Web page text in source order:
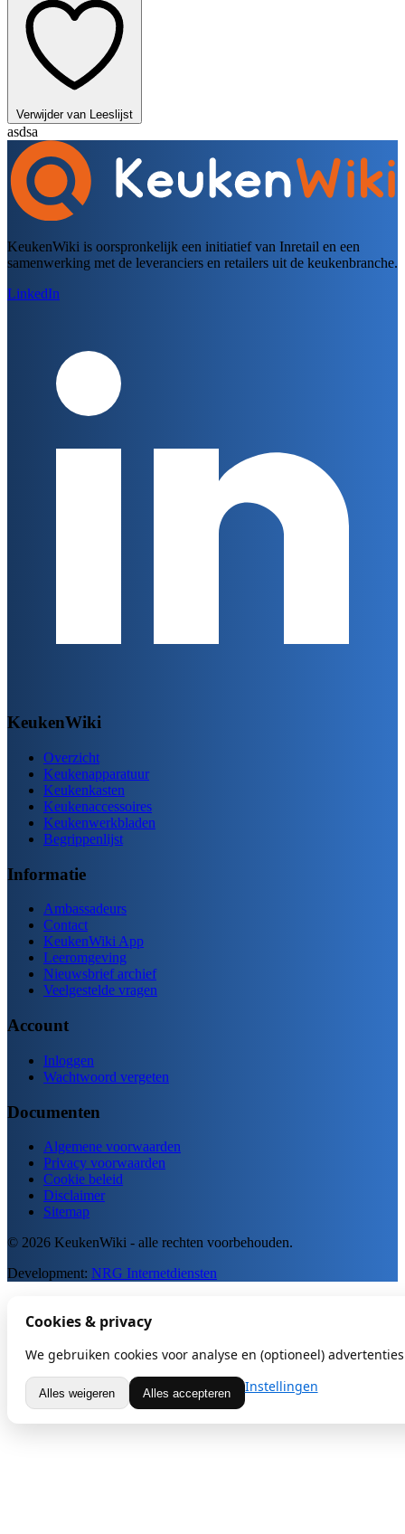
Verwijder van Leeslijst
asdsa
KeukenWiki is oorspronkelijk een initiatief van Inretail en een
samenwerking met de leveranciers en retailers uit de keukenbranche.
LinkedIn
KeukenWiki
Overzicht
Keukenapparatuur
Keukenkasten
Keukenaccessoires
Keukenwerkbladen
Begrippenlijst
Informatie
Ambassadeurs
Contact
KeukenWiki App
Leeromgeving
Nieuwsbrief archief
Veelgestelde vragen
Account
Inloggen
Wachtwoord vergeten
Documenten
Algemene voorwaarden
Privacy voorwaarden
Cookie beleid
Disclaimer
Sitemap
© 2026 KeukenWiki - alle rechten voorbehouden.
Development: NRG Internetdiensten
Cookies & privacy
We gebruiken cookies voor analyse en (optioneel)
Alles weigeren Alles accepteren Instellingen